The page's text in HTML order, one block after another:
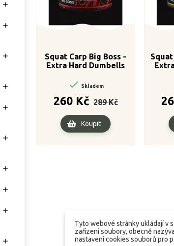










Squat Carp Big Boss -
Extra Hard Dumbells
 Skladem
260 Kč cena
289 Kč
Koupit
Tyto webové stránky ukládají v
zařízení soubory, obecně
nastavení cookies souborů pro